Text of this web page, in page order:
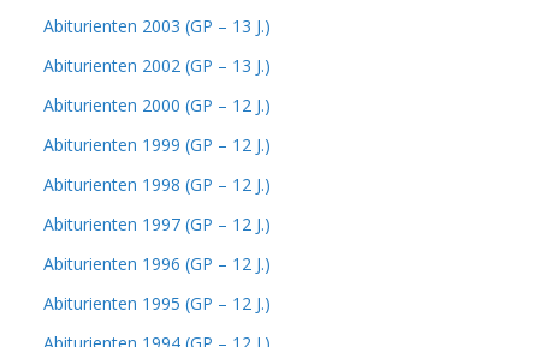
Abiturienten 2003 (GP – 13 J.)
Abiturienten 2002 (GP – 13 J.)
Abiturienten 2000 (GP – 12 J.)
Abiturienten 1999 (GP – 12 J.)
Abiturienten 1998 (GP – 12 J.)
Abiturienten 1997 (GP – 12 J.)
Abiturienten 1996 (GP – 12 J.)
Abiturienten 1995 (GP – 12 J.)